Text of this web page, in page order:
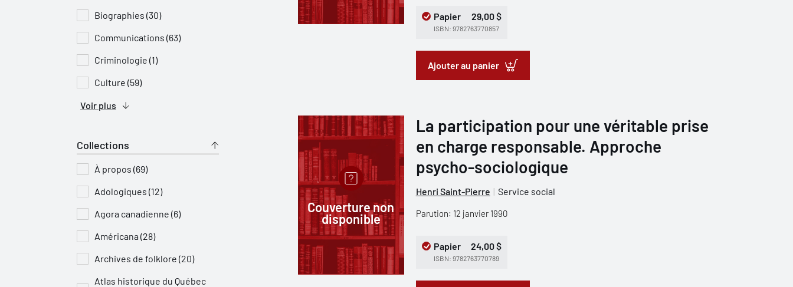
Biographies (30)
Communications (63)
Criminologie (1)
Culture (59)
Voir plus
Collections
À propos (69)
Adologiques (12)
Agora canadienne (6)
Américana (28)
Archives de folklore (20)
Atlas historique du Québec
Papier 29,00 $
ISBN: 9782763770857
Ajouter au panier
Couverture non
disponible
La participation pour une véritable prise
en charge responsable. Approche
psycho-sociologique
Henri Saint-Pierre Service social
Parution: 12 janvier 1990
Papier 24,00 $
ISBN: 9782763770789